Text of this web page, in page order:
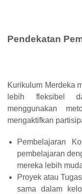
Pendekatan
Kurikulum Merdeka
lebih fleksibel
menggunakan
mengaktifkan
Pembelajaran
pembelajaran
mereka lebih
Proyek atau
sama dalam